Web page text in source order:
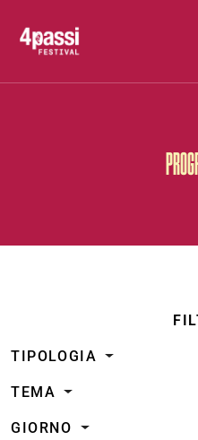
TIPOLOGIA
TEMA
GIORNO